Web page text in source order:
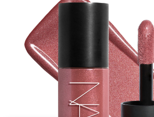
【8/3-8/10限定】明星底妝買1送1
【8/3-8/10限定】限時輸碼贈迷你腮紅露
官網獨家組合
水光頰彩系列
試用送到家
專業彩妝學院